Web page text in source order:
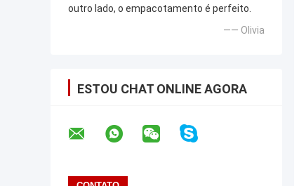
outro lado, o empacotamento é perfeito.
—— Olivia
ESTOU CHAT ONLINE AGORA